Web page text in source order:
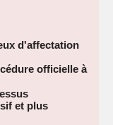
d'affectation
officielle à
et plus